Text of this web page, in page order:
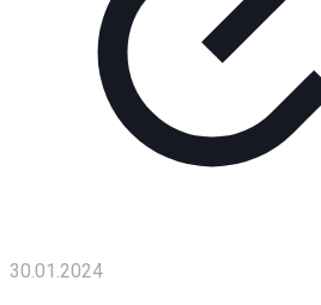
30.01.2024